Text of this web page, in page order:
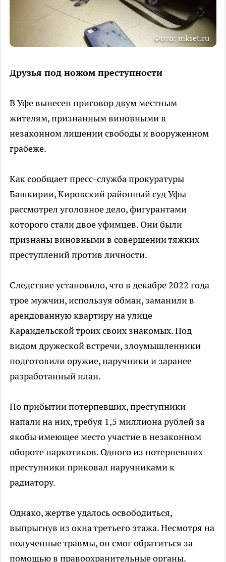
Фото: mkset.ru
Друзья под ножом преступности
В Уфе вынесен приговор двум местным
жителям, признанным виновными в
незаконном лишении свободы и вооруженном
грабеже.
Как сообщает пресс-служба прокуратуры
Башкирии, Кировский районный суд Уфы
рассмотрел уголовное дело, фигурантами
которого стали двое уфимцев. Они были
признаны виновными в совершении тяжких
преступлений против личности.
Следствие установило, что в декабре 2022 года
трое мужчин, используя обман, заманили в
арендованную квартиру на улице
Караидельской троих своих знакомых. Под
видом дружеской встречи, злоумышленники
подготовили оружие, наручники и заранее
разработанный план.
По прибытии потерпевших, преступники
напали на них, требуя 1,5 миллиона рублей за
якобы имеющее место участие в незаконном
обороте наркотиков. Одного из потерпевших
преступники приковал наручниками к
радиатору.
Однако, жертве удалось освободиться,
выпрыгнув из окна третьего этажа. Несмотря на
полученные травмы, он смог обратиться за
помощью в правоохранительные органы.